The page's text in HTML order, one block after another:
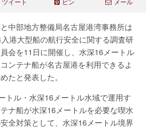
中部地方整備局名古屋港湾事務所は
港大型船の航行安全に関する調査研
会を11日に開催し、水深16メートル
ンテナ船が名古屋港を利用できるよ
たと発表した。
トル・水深16メートル水域で運用す
ナ船が水深16メートルを必要な喫水
全対策として、水深16メートル境界